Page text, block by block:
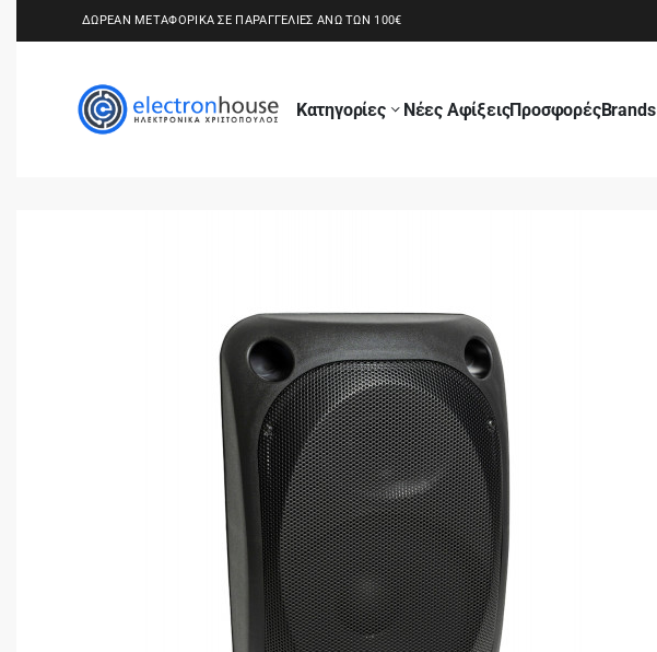
ΔΩΡΕΑΝ ΜΕΤΑΦΟΡΙΚΑ ΣΕ ΠΑΡΑΓΓΕΛΙΕΣ ΑΝΩ ΤΩΝ 100€
Κατηγορίες Νέες ΑφίξειςΠροσφορέςBrands